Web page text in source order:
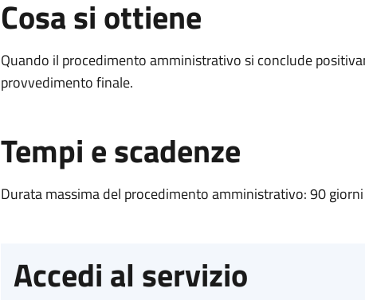
Cosa si ottiene
Quando il procedimento amministrativo si conclude
provvedimento finale.
Tempi e scadenze
Durata massima del procedimento amministrativo: 90 giorni
Accedi al servizio